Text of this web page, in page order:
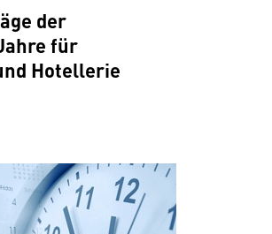
der
für
Hotellerie